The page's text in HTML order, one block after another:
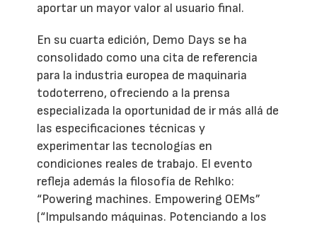
aportar un mayor valor al usuario final.
En su cuarta edición, Demo Days se ha
consolidado como una cita de referencia
para la industria europea de maquinaria
todoterreno, ofreciendo a la prensa
especializada la oportunidad de ir más allá de
las especificaciones técnicas y
experimentar las tecnologías en
condiciones reales de trabajo. El evento
refleja además la filosofía de Rehlko:
“Powering machines. Empowering OEMs”
(“Impulsando máquinas. Potenciando a los